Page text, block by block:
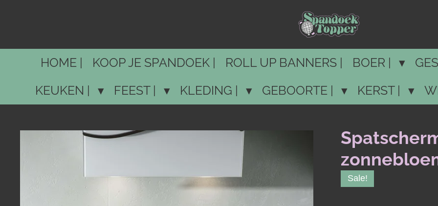
de
hoofdinhoudHOME | KOOP JE SPANDOEK | ROLL UP BANNERS | BOER |
KEUKEN |
FEEST | KLEDING | GEBOORTE | KERST |
Sale!